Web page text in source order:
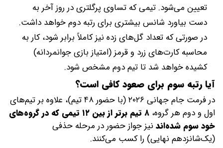
تعیین می‌شود. تیمی که تساوی پرگلتری در روز آخر به
دست بیاورد شانس بیشتری برای رتبه دوم خواهد داشت.
در صورتی که تعداد گل‌های زده نیز کاملاً برابر شود، کار به
محاسبه کارت‌های زرد و قرمز (امتیاز بازی جوانمردانه)
کشیده خواهد شد تا تیم دوم مشخص شود.
آیا رتبه سوم برای صعود کافی است؟
در فرمت جام جهانی ۲۰۲۶ (با حضور ۴۸ تیم)، علاوه بر تیم‌های
اول و دوم هر گروه،
۸ تیم برتر از بین ۱۲ تیمی که در گروه‌های
خود سوم شده‌اند نیز جواز حضور در مرحله حذفی
(یک‌شانزدهم نهایی) را کسب می‌کنند.